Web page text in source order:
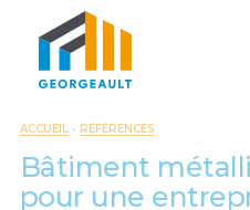
ACCUEIL- RÉFÉRENCES
Bâtiment
pour une